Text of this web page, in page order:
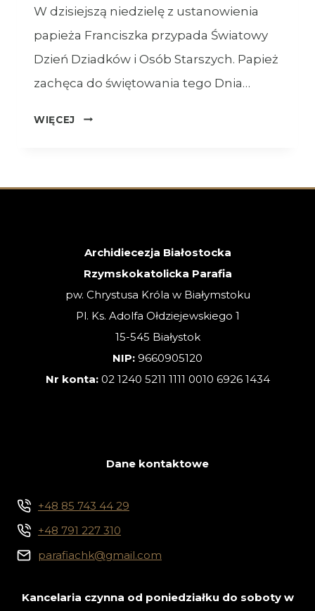
W dzisiejszą niedzielę z ustanowienia
papieża Franciszka przypada Światowy
Dzień Dziadków i Osób Starszych. Papież
zachęca do świętowania tego Dnia…
WIĘCEJ
OGŁOSZENIA
XVII
Archidiecezja Białostocka
Rzymskokatolicka Parafia
pw. Chrystusa Króla w Białymstoku
Pl. Ks. Adolfa Ołdziejewskiego 1
15-545 Białystok
NIP: 9660905120
Nr konta: 02 1240 5211 1111 0010 6926 1434
Dane kontaktowe
+48 85 743 44 29
+48 791 227 310
parafiachk@gmail.com
Kancelaria czynna od poniedziałku do soboty w